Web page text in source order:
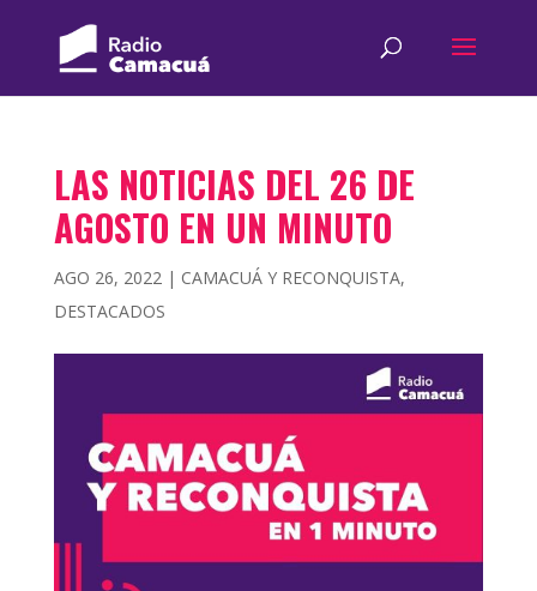
LAS NOTICIAS DEL 26 DE
AGOSTO EN UN MINUTO
AGO 26, 2022| CAMACUÁ Y RECONQUISTA,
DESTACADOS